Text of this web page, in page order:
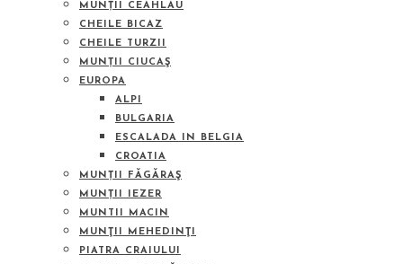
MUNȚII CEAHLAU
CHEILE BICAZ
CHEILE TURZII
MUNȚII CIUCAŞ
EUROPA
ALPI
BULGARIA
ESCALADA IN BELGIA
CROATIA
MUNȚII FĂGĂRAŞ
MUNȚII IEZER
MUNTII MACIN
MUNŢII MEHEDINŢI
PIATRA CRAIULUI